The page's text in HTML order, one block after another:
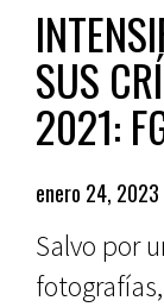
SUS
2021:
enero 24, 2023
Salvo por